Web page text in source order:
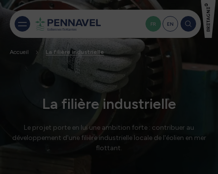
FR EN
La filière industrielle
Le projet porte en lui une ambition forte : contribuer au
développement d'une filière industrielle locale de l'éolien en mer
flottant.
Accueil La filière industrielle